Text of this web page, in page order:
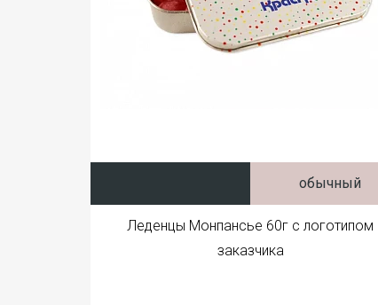
обычный
Леденцы Монпансье 60г с логотипом
заказчика